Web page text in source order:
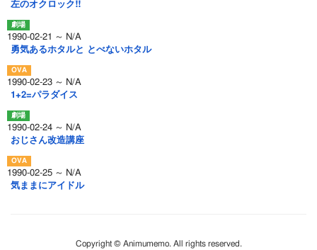
左のオクロック!!
1990-02-21 ～ N/A
勇気あるホタルと とべないホタル
1990-02-23 ～ N/A
1+2=パラダイス
1990-02-24 ～ N/A
おじさん改造講座
1990-02-25 ～ N/A
気ままにアイドル
Copyright © Animumemo. All rights reserved.